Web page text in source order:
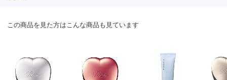
この商品を見た方はこんな商品も見ています